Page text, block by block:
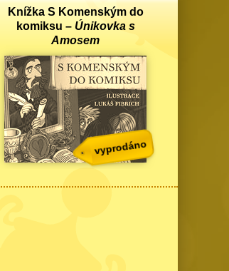
Knížka S Komenským do
komiksu – Únikovka s
Amosem
vyprodáno